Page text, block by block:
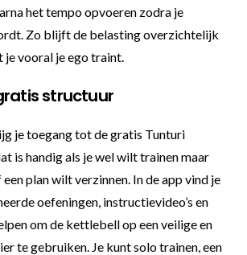
het tempo opvoeren zodra je
Zo blijft de belasting overzichtelijk
je vooral je ego traint.
structuur
je toegang tot de gratis Tunturi
is handig als je wel wilt trainen maar
plan wilt verzinnen. In de app vind je
oefeningen, instructievideo’s en
om de kettlebell op een veilige en
te gebruiken. Je kunt solo trainen, een